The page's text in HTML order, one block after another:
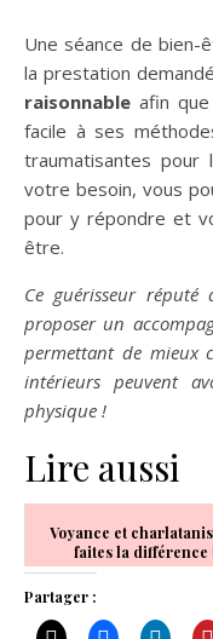
Une séance de bien-
la prestation
raisonnable afin
facile à ses
traumatisantes
votre besoin, vous
pour y répondre et
être.
Ce guérisseur
proposer un
permettant de mieux
intérieurs peuvent
physique !
Lire aussi
Voyance et
faites la différence
Partager :